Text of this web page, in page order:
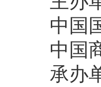
中国
中国
承办